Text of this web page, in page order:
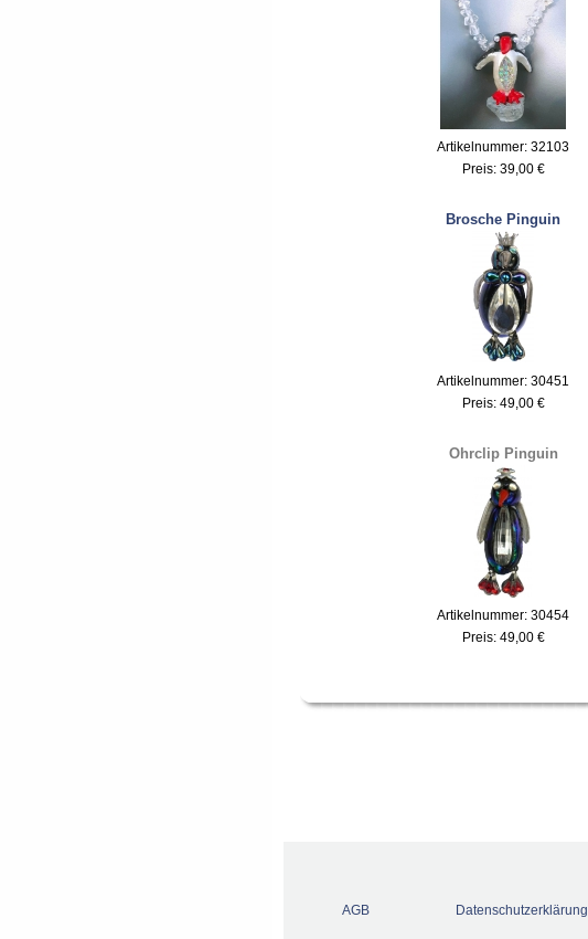
Artikelnummer: 32103
Preis: 39,00 €
Brosche Pinguin
Artikelnummer: 30451
Preis: 49,00 €
Ohrclip Pinguin
Artikelnummer: 30454
Preis: 49,00 €
AGB Datenschutzerklärung